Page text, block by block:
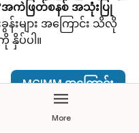
အကဲဖြတ်စနစ် အသုံးပြု
းများ အကြောင်း သိလို
နှိပ်ပါ။
MGIMM အကြောင်း
းပြုနည်းMore